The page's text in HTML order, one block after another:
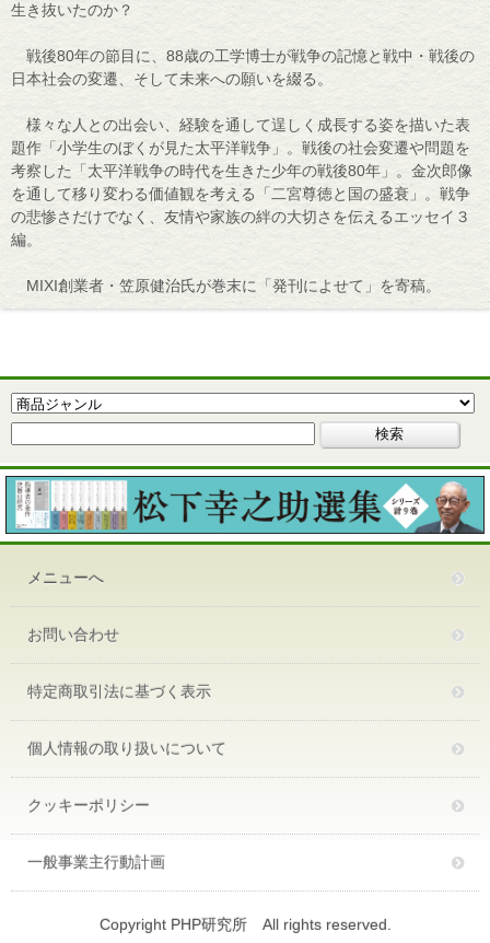
生き抜いたのか？
戦後80年の節目に、88歳の工学博士が戦争の記憶と戦中・戦後の
日本社会の変遷、そして未来への願いを綴る。
様々な人との出会い、経験を通して逞しく成長する姿を描いた表
題作「小学生のぼくが見た太平洋戦争」。戦後の社会変遷や問題を
考察した「太平洋戦争の時代を生きた少年の戦後80年」。金次郎像
を通して移り変わる価値観を考える「二宮尊徳と国の盛衰」。戦争
の悲惨さだけでなく、友情や家族の絆の大切さを伝えるエッセイ３
編。
MIXI創業者・笠原健治氏が巻末に「発刊によせて」を寄稿。
メニューへ
お問い合わせ
特定商取引法に基づく表示
個人情報の取り扱いについて
クッキーポリシー
一般事業主行動計画
Copyright PHP研究所 All rights reserved.